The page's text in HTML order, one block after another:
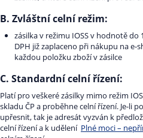
B. Zvláštní celní režim:
zásilka v režimu IOSS v hodnotě do
DPH již zaplaceno při nákupu na e-
každou položku zboží v zásilce
C. Standardní celní řízení:
Platí pro veškeré zásilky mimo režim
skladu ČP a proběhne celní řízení. Je-li
upřesnit, tak je adresát vyzván k
celní řízení a k udělení Plné moci –